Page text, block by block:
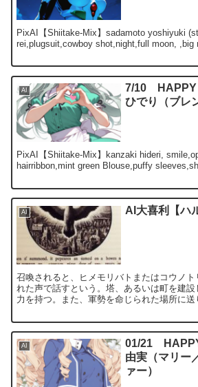
PixAI【Shiitake-Mix】sadamoto yoshiyuki
rei,plugsuit,cowboy shot,night,full moon, ,big
AI
7/10
ひでり（ブレ
PixAI【Shiitake-Mix】kanzaki hideri,
hairribbon,mint green Blouse,puffy
AI AI大喜利【ハ
召喚されると、ヒメモリバトまたはコウノ
れた声で話すという。塔、あるいは町を建
力を持つ。また、軍勢を命じられた場所に送
AI
01/21
由実（マリー
ァー）